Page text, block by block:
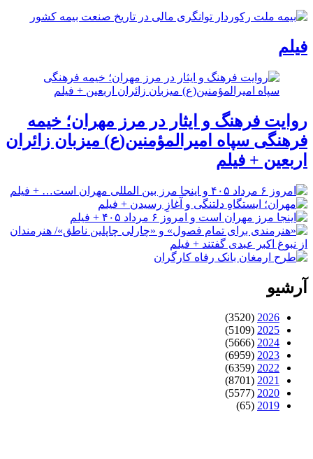
فیلم
روایت فرهنگ و ایثار در مرز مهران؛ خیمه
فرهنگی سپاه امیرالمؤمنین(ع) میزبان زائران
اربعین + فیلم
آرشیو
2026
(3520)
2025
(5109)
2024
(5666)
2023
(6959)
2022
(6359)
2021
(8701)
2020
(5577)
2019
(65)